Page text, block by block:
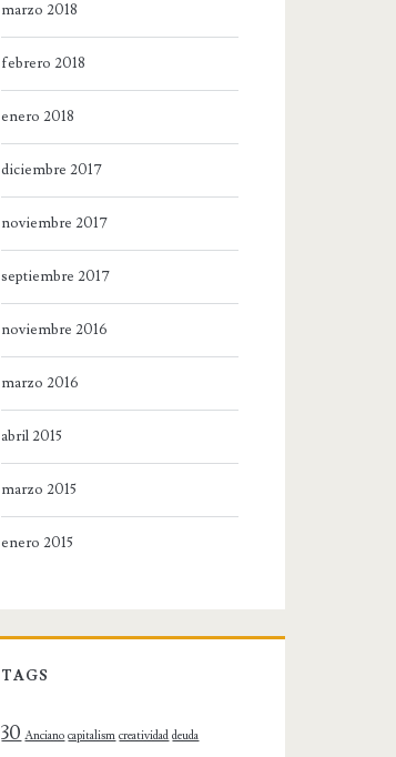
marzo 2018
febrero 2018
enero 2018
diciembre 2017
noviembre 2017
septiembre 2017
noviembre 2016
marzo 2016
abril 2015
marzo 2015
enero 2015
TAGS
30 Anciano capitalism creatividad deuda